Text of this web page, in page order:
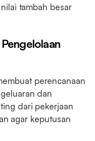
tambah besar
perencanaan
dan
dari pekerjaan
agar keputusan